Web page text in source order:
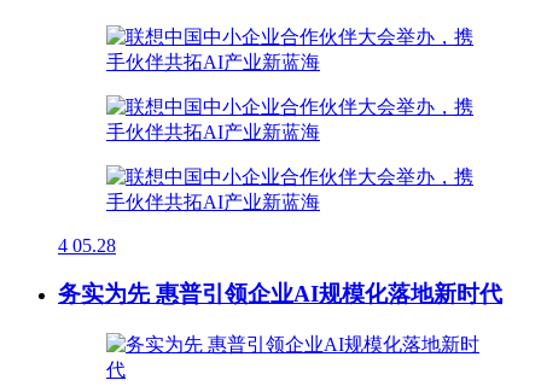
4 05.28
务实为先 惠普引领企业AI规模化落地新时代